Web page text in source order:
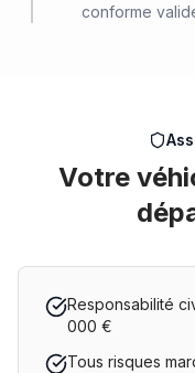
conforme
Votre
Responsabilité
000 €
Tous risques